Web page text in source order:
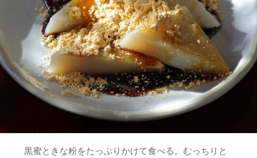
黒蜜ときな粉をたっぷりかけて食べる。むっちりと